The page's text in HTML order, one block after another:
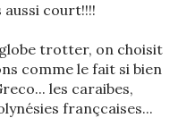
court!!!!
trotter, on choisit
comme le fait si bien
les caraibes,
françcaises...